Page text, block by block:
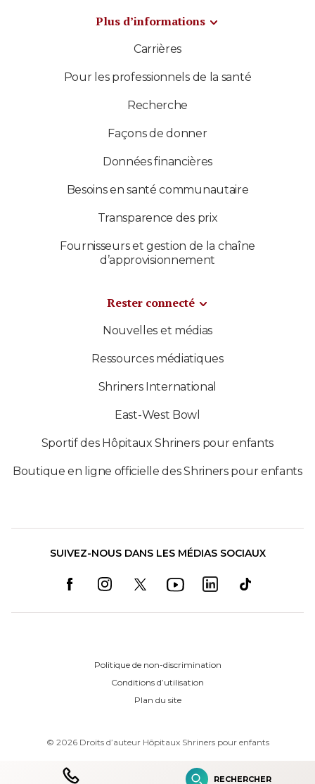
Plus d’informations
Carrières
Pour les professionnels de la santé
Recherche
Façons de donner
Données financières
Besoins en santé communautaire
Transparence des prix
Fournisseurs et gestion de la chaîne
d’approvisionnement
Rester connecté
Nouvelles et médias
Ressources médiatiques
Shriners International
East-West Bowl
Sportif des Hôpitaux Shriners pour enfants
Boutique en ligne officielle des Shriners pour enfants
SUIVEZ-NOUS DANS LES MÉDIAS SOCIAUX
Politique de non-discrimination
Conditions d’utilisation
Plan du site
© 2026 Droits d’auteur Hôpitaux Shriners pour enfants
RECHERCHER